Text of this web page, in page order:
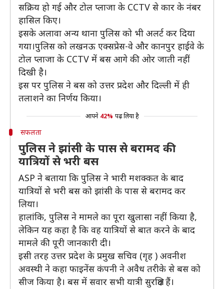
सक्रिय हो गई और टोल प्लाजा के CCTV से कार के नंबर
हासिल किए।
इसके अलावा अन्य थाना पुलिस को भी अलर्ट कर दिया
गया।पुलिस को लखनऊ एक्सप्रेस-वे और कानपुर हाईवे के
टोल प्लाजा के CCTV में बस आगे की ओर जाती नहीं
दिखी है।
इस पर पुलिस ने बस को उत्तर प्रदेश और दिल्ली में ही
तलाशने का निर्णय किया।
आपने 42% पढ़ लिया है
सफलता
पुलिस ने झांसी के पास से बरामद की
यात्रियों से भरी बस
ASP ने बताया कि पुलिस ने भारी मशक्कत के बाद
यात्रियों से भरी बस को झांसी के पास से बरामद कर
लिया।
हालांकि, पुलिस ने मामले का पूरा खुलासा नहीं किया है,
लेकिन यह कहा है कि वह यात्रियों से बात करने के बाद
मामले की पूरी जानकारी दी।
इसी तरह उत्तर प्रदेश के प्रमुख सचिव (गृह ) अवनीश
अवस्थी ने कहा फाइनेंस कंपनी ने अवैध तरीके से बस को
सीज किया है। बस में सवार सभी यात्री सुरक्षित हैं।